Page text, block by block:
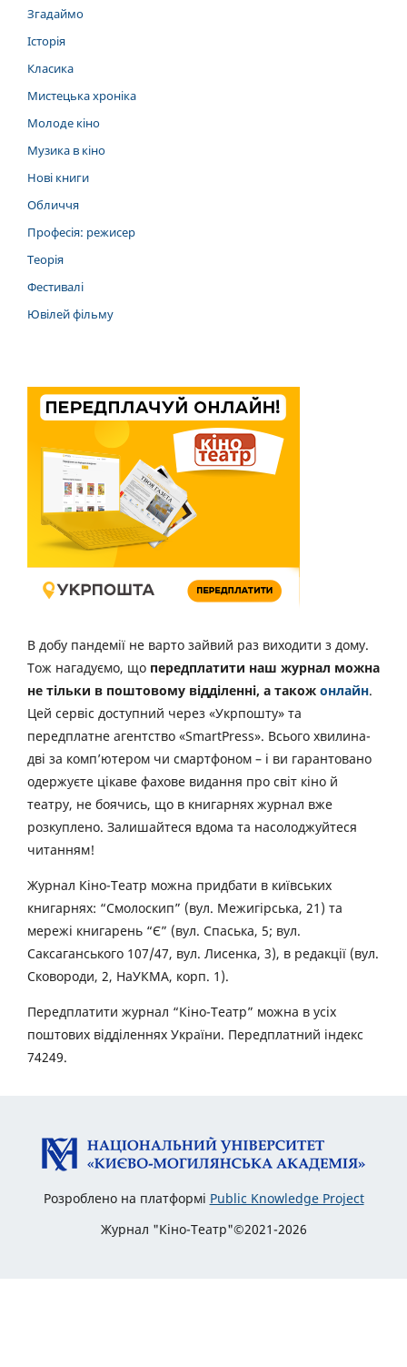
Згадаймо
Історія
Класика
Мистецька хроніка
Молоде кіно
Музика в кіно
Нові книги
Обличчя
Професія: режисер
Теорія
Фестивалі
Ювілей фільму
В добу пандемії не варто зайвий раз виходити з дому.
Тож нагадуємо, що передплатити наш журнал можна
не тільки в поштовому відділенні, а також онлайн.
Цей сервіс доступний через «Укрпошту» та
передплатне агентство «SmartPress». Всього хвилина-
дві за комп’ютером чи смартфоном – і ви гарантовано
одержуєте цікаве фахове видання про світ кіно й
театру, не боячись, що в книгарнях журнал вже
розкуплено. Залишайтеся вдома та насолоджуйтеся
читанням!
Журнал Кіно-Театр можна придбати в київських
книгарнях: “Смолоскип” (вул. Межигірська, 21) та
мережі книгарень “Є” (вул. Спаська, 5; вул.
Саксаганського 107/47, вул. Лисенка, 3), в редакції (вул.
Сковороди, 2, НаУКМА, корп. 1).
Передплатити журнал “Кіно-Театр” можна в усіх
поштових відділеннях України. Передплатний індекс
74249.
Розроблено на платформі Public Knowledge Project
Журнал "Кіно-Театр"©2021-2026